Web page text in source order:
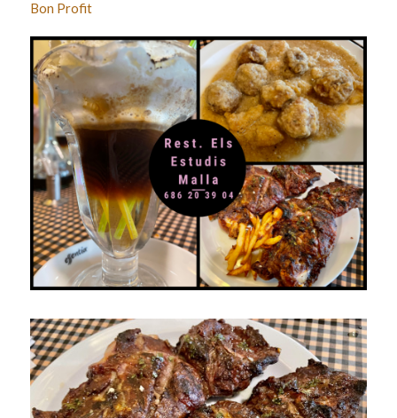
Bon Profit